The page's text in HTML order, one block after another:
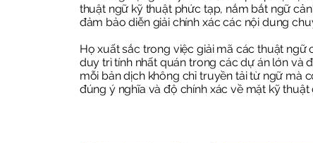
thuật ngữ kỹ thuật phức tạp, nắm bắt ngữ
đảm bảo diễn giải chính xác các nội dung
Họ xuất sắc trong việc giải mã các thuật ngữ
duy trì tính nhất quán trong các dự án lớn và
mỗi bản dịch không chỉ truyền tải từ ngữ mà
đúng ý nghĩa và độ chính xác về mặt kỹ thuật